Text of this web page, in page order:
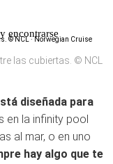
encontrarse
las cubiertas. © NCL
diseñada para
en la infinity pool
al mar, o en uno
hay algo que te